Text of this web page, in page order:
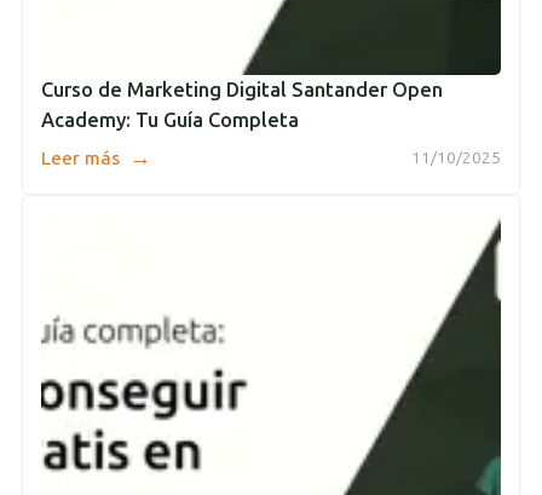
Curso de Marketing Digital Santander Open
Academy: Tu Guía Completa
11/10/2025
Leer más →